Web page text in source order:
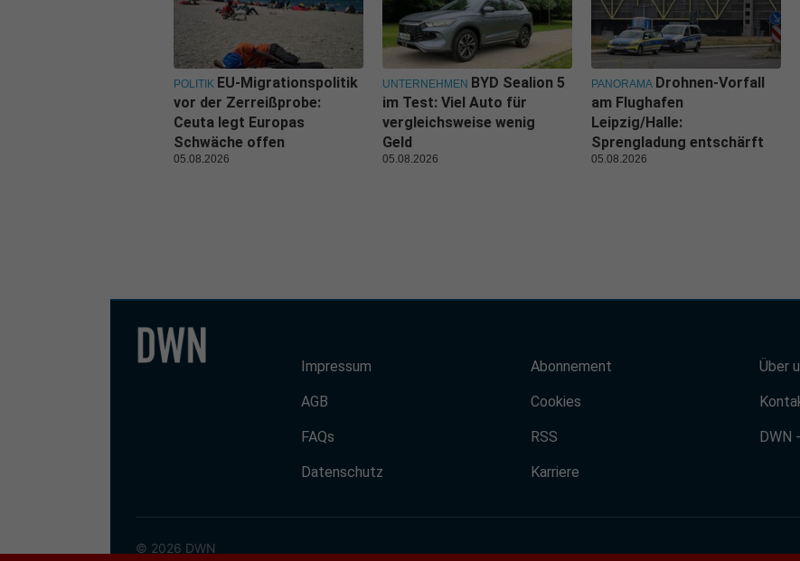
POLITIK EU-Migrationspolitik
vor der Zerreißprobe:
Ceuta legt Europas
Schwäche offen
05.08.2026
UNTERNEHMEN BYD Sealion 5
im Test: Viel Auto für
vergleichsweise wenig
Geld
05.08.2026
PANORAMA Drohnen-Vorfall
am Flughafen
Leipzig/Halle:
Sprengladung entschärft
05.08.2026
Impressum
AGB
FAQs
Datenschutz
Abonnement
Cookies
RSS
Karriere
Über
DWN
© 2026 DWN